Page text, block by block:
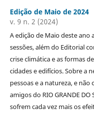
Edição de Maio de 2024
v. 9 n. 2 (2024)
A edição de Maio deste
sessões, além do Editorial
crise climática e as formas
cidades e edifícios. Sobre a
pessoas e a natureza, e
amigos do RIO GRANDE
sofrem cada vez mais os